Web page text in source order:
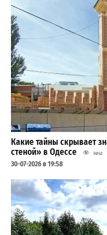
Какие тайны скрывает
стеной» в Одессе
34142
30-07-2026 в 19:58